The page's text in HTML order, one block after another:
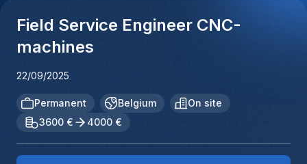
Field Service Engineer CNC-
machines
22/09/2025
Permanent Belgium
On site
3600 €
4000 €